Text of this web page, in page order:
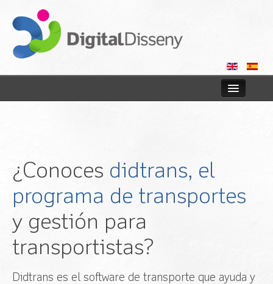
Blog
Contact us
¿Conoces didtrans, el
programa de transportes
y gestión para
transportistas?
Didtrans es el software de transporte que ayuda y